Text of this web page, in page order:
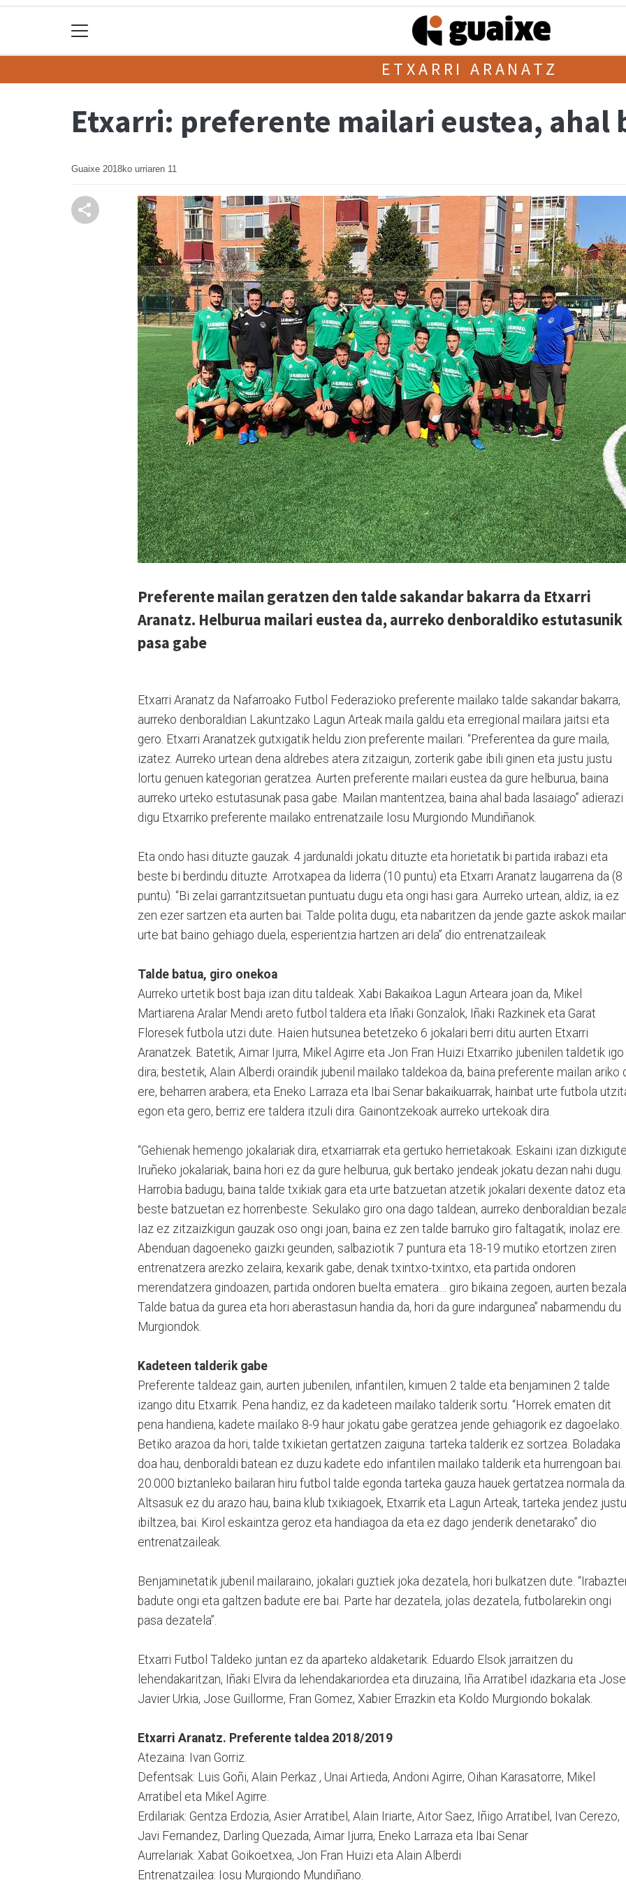
ETXARRI ARANATZ
Etxarri: preferente mailari eustea, ahal
Guaixe 2018ko urriaren 11
Preferente mailan geratzen den talde sakandar bakarra da Etxarri
Aranatz. Helburua mailari eustea da, aurreko denboraldiko estutasunik
pasa gabe
Etxarri Aranatz da Nafarroako Futbol Federazioko preferente mailako talde sakandar bakarra,
aurreko denboraldian Lakuntzako Lagun Arteak maila galdu eta erregional mailara jaitsi eta
gero. Etxarri Aranatzek gutxigatik heldu zion preferente mailari. “Preferentea da gure maila,
izatez. Aurreko urtean dena aldrebes atera zitzaigun, zorterik gabe ibili ginen eta justu justu
lortu genuen kategorian geratzea. Aurten preferente mailari eustea da gure helburua, baina
aurreko urteko estutasunak pasa gabe. Mailan mantentzea, baina ahal bada lasaiago” adierazi
digu Etxarriko preferente mailako entrenatzaile Iosu Murgiondo Mundiñanok.
Eta ondo hasi dituzte gauzak. 4 jardunaldi jokatu dituzte eta horietatik bi partida irabazi eta
beste bi berdindu dituzte. Arrotxapea da liderra (10 puntu) eta Etxarri Aranatz laugarrena da (8
puntu). “Bi zelai garrantzitsuetan puntuatu dugu eta ongi hasi gara. Aurreko urtean, aldiz, ia ez
zen ezer sartzen eta aurten bai. Talde polita dugu, eta nabaritzen da jende gazte askok mailan
urte bat baino gehiago duela, esperientzia hartzen ari dela” dio entrenatzaileak.
Talde batua, giro onekoa
Aurreko urtetik bost baja izan ditu taldeak. Xabi Bakaikoa Lagun Arteara joan da, Mikel
Martiarena Aralar Mendi areto futbol taldera eta Iñaki Gonzalok, Iñaki Razkinek eta Garat
Floresek futbola utzi dute. Haien hutsunea betetzeko 6 jokalari berri ditu aurten Etxarri
Aranatzek. Batetik, Aimar Ijurra, Mikel Agirre eta Jon Fran Huizi Etxarriko jubenilen taldetik igo
dira; bestetik, Alain Alberdi oraindik jubenil mailako taldekoa da, baina preferente mailan ariko
ere, beharren arabera; eta Eneko Larraza eta Ibai Senar bakaikuarrak, hainbat urte futbola
egon eta gero, berriz ere taldera itzuli dira. Gainontzekoak aurreko urtekoak dira.
“Gehienak hemengo jokalariak dira, etxarriarrak eta gertuko herrietakoak. Eskaini izan dizkigute
Iruñeko jokalariak, baina hori ez da gure helburua, guk bertako jendeak jokatu dezan nahi dugu.
Harrobia badugu, baina talde txikiak gara eta urte batzuetan atzetik jokalari dexente datoz eta
beste batzuetan ez horrenbeste. Sekulako giro ona dago taldean, aurreko denboraldian bezala.
Iaz ez zitzaizkigun gauzak oso ongi joan, baina ez zen talde barruko giro faltagatik, inolaz ere.
Abenduan dagoeneko gaizki geunden, salbaziotik 7 puntura eta 18-19 mutiko etortzen ziren
entrenatzera arezko zelaira, kexarik gabe, denak txintxo-txintxo, eta partida ondoren
merendatzera gindoazen, partida ondoren buelta ematera… giro bikaina zegoen, aurten bezala.
Talde batua da gurea eta hori aberastasun handia da, hori da gure indargunea” nabarmendu du
Murgiondok.
Kadeteen talderik gabe
Preferente taldeaz gain, aurten jubenilen, infantilen, kimuen 2 talde eta benjaminen 2 talde
izango ditu Etxarrik. Pena handiz, ez da kadeteen mailako talderik sortu. “Horrek ematen dit
pena handiena, kadete mailako 8-9 haur jokatu gabe geratzea jende gehiagorik ez dagoelako.
Betiko arazoa da hori, talde txikietan gertatzen zaiguna: tarteka talderik ez sortzea. Boladaka
doa hau, denboraldi batean ez duzu kadete edo infantilen mailako talderik eta hurrengoan bai.
20.000 biztanleko bailaran hiru futbol talde egonda tarteka gauza hauek gertatzea normala da.
Altsasuk ez du arazo hau, baina klub txikiagoek, Etxarrik eta Lagun Arteak, tarteka jendez justu
ibiltzea, bai. Kirol eskaintza geroz eta handiagoa da eta ez dago jenderik denetarako” dio
entrenatzaileak.
Benjaminetatik jubenil mailaraino, jokalari guztiek joka dezatela, hori bulkatzen dute.
badute ongi eta galtzen badute ere bai. Parte har dezatela, jolas dezatela, futbolarekin ongi
pasa dezatela”.
Etxarri Futbol Taldeko juntan ez da aparteko aldaketarik. Eduardo Elsok jarraitzen du
lehendakaritzan, Iñaki Elvira da lehendakariordea eta diruzaina, Iña Arratibel idazkaria eta Jose
Javier Urkia, Jose Guillorme, Fran Gomez, Xabier Errazkin eta Koldo Murgiondo bokalak.
Etxarri Aranatz. Preferente taldea 2018/2019
Atezaina: Ivan Gorriz.
Defentsak: Luis Goñi, Alain Perkaz , Unai Artieda, Andoni Agirre, Oihan Karasatorre, Mikel
Arratibel eta Mikel Agirre.
Erdilariak: Gentza Erdozia, Asier Arratibel, Alain Iriarte, Aitor Saez, Iñigo Arratibel, Ivan Cerezo,
Javi Fernandez, Darling Quezada, Aimar Ijurra, Eneko Larraza eta Ibai Senar
Aurrelariak: Xabat Goikoetxea, Jon Fran Huizi eta Alain Alberdi
Entrenatzailea: Iosu Murgiondo Mundiñano.